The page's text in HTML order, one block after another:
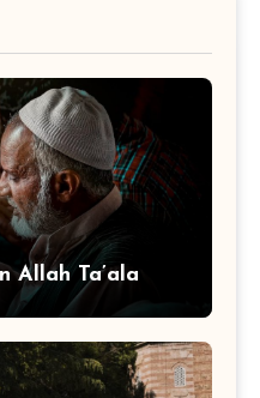
Allah Ta’ala